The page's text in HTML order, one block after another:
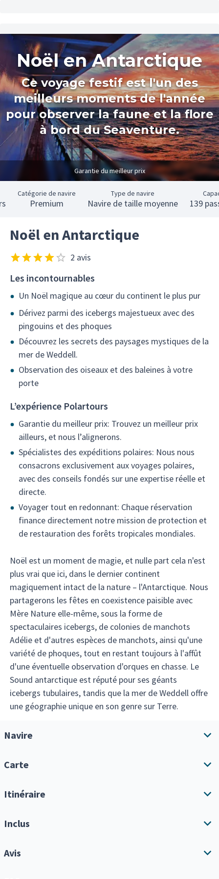
Noël en Antarctique
Ce voyage festif est l'un des
meilleurs moments de l'année
pour observer la faune et la flore
à bord du Seaventure.
Garantie du meilleur prix
Catégorie de navire
Premium
Type de navire
Navire de taille moyenne 139
Noël en Antarctique
2 avis
Les incontournables
Un Noël magique au cœur du continent le plus pur
Dérivez parmi des icebergs majestueux avec des
pingouins et des phoques
Découvrez les secrets des paysages mystiques de la
mer de Weddell.
Observation des oiseaux et des baleines à votre
porte
L’expérience Polartours
Garantie du meilleur prix: Trouvez un meilleur prix
ailleurs, et nous l’alignerons.
Spécialistes des expéditions polaires: Nous nous
consacrons exclusivement aux voyages polaires,
avec des conseils fondés sur une expertise réelle et
directe.
Voyager tout en redonnant: Chaque réservation
finance directement notre mission de protection et
de restauration des forêts tropicales mondiales.
Noël est un moment de magie, et nulle part cela n'est
plus vrai que ici, dans le dernier continent
magiquement intact de la nature – l'Antarctique. Nous
partagerons les fêtes en coexistence paisible avec
Mère Nature elle-même, sous la forme de
spectaculaires icebergs, de colonies de manchots
Adélie et d'autres espèces de manchots, ainsi qu'une
variété de phoques, tout en restant toujours à l'affût
d'une éventuelle observation d'orques en chasse. Le
Sound antarctique est réputé pour ses géants
icebergs tubulaires, tandis que la mer de Weddell offre
une géographie unique en son genre sur Terre.
Navire
Carte
Itinéraire
Télécharger l'itinéraire
N'oubliez pas qu'il s'agit d'une croisière d'expédition, et que
Inclus
Supplément cabine individuelle
Avis